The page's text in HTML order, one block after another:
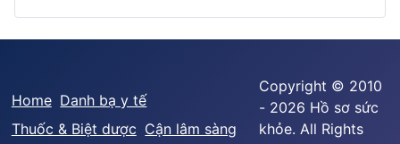
Home Danh bạ y tế
Thuốc & Biệt dược Cận lâm sàng
Copyright © 2010
- 2026 Hồ sơ sức
khỏe. All Rights